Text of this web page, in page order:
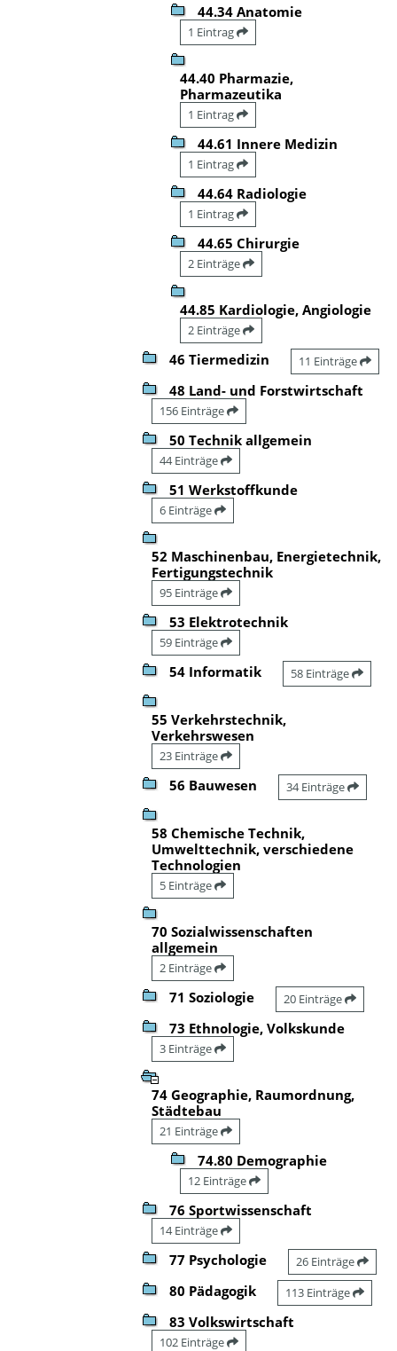
44.34 Anatomie
1 Eintrag
44.40 Pharmazie,
Pharmazeutika
1 Eintrag
44.61 Innere Medizin
1 Eintrag
44.64 Radiologie
1 Eintrag
44.65 Chirurgie
2 Einträge
44.85 Kardiologie, Angiologie
2 Einträge
46 Tiermedizin 11 Einträge
48 Land- und Forstwirtschaft
156 Einträge
50 Technik allgemein
44 Einträge
51 Werkstoffkunde
6 Einträge
52 Maschinenbau, Energietechnik,
Fertigungstechnik
95 Einträge
53 Elektrotechnik
59 Einträge
54 Informatik 58 Einträge
55 Verkehrstechnik,
Verkehrswesen
23 Einträge
56 Bauwesen 34 Einträge
58 Chemische Technik,
Umwelttechnik, verschiedene
Technologien
5 Einträge
70 Sozialwissenschaften
allgemein
2 Einträge
71 Soziologie 20 Einträge
73 Ethnologie, Volkskunde
3 Einträge
74 Geographie, Raumordnung,
Städtebau
21 Einträge
74.80 Demographie
12 Einträge
76 Sportwissenschaft
14 Einträge
77 Psychologie 26 Einträge
80 Pädagogik 113 Einträge
83 Volkswirtschaft
102 Einträge